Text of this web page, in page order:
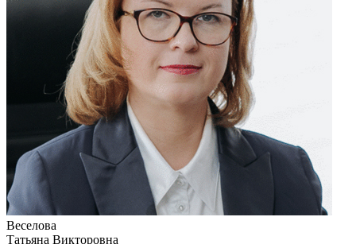
Веселова
Татьяна Викторовна